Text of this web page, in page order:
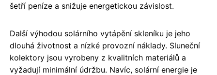
šetří peníze a snižuje energetickou závislost.
Další výhodou solárního vytápění skleníku je jeho
dlouhá životnost a nízké provozní náklady. Sluneční
kolektory jsou vyrobeny z kvalitních materiálů a
vyžadují minimální údržbu. Navíc, solární energie je